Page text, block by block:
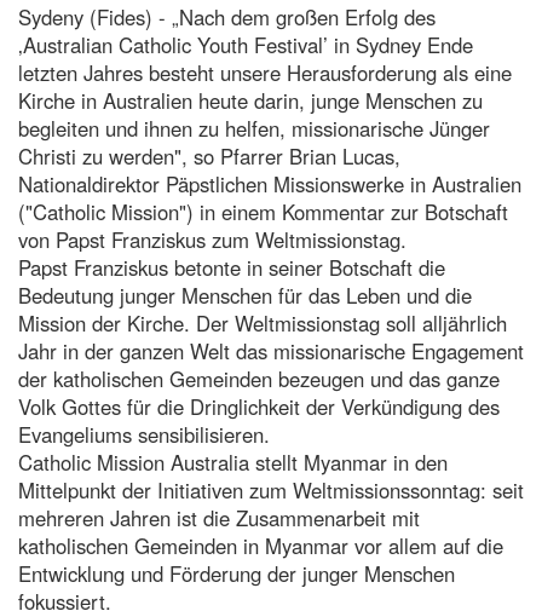
Sydeny (Fides) - „Nach dem großen Erfolg des
‚Australian Catholic Youth Festival’ in Sydney Ende
letzten Jahres besteht unsere Herausforderung als eine
Kirche in Australien heute darin, junge Menschen zu
begleiten und ihnen zu helfen, missionarische Jünger
Christi zu werden", so Pfarrer Brian Lucas,
Nationaldirektor Päpstlichen Missionswerke in Australien
("Catholic Mission") in einem Kommentar zur Botschaft
von Papst Franziskus zum Weltmissionstag.
Papst Franziskus betonte in seiner Botschaft die
Bedeutung junger Menschen für das Leben und die
Mission der Kirche. Der Weltmissionstag soll alljährlich
Jahr in der ganzen Welt das missionarische Engagement
der katholischen Gemeinden bezeugen und das ganze
Volk Gottes für die Dringlichkeit der Verkündigung des
Evangeliums sensibilisieren.
Catholic Mission Australia stellt Myanmar in den
Mittelpunkt der Initiativen zum Weltmissionssonntag: seit
mehreren Jahren ist die Zusammenarbeit mit
katholischen Gemeinden in Myanmar vor allem auf die
Entwicklung und Förderung der junger Menschen
fokussiert.